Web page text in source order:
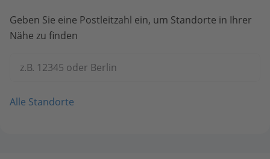
Geben Sie eine Postleitzahl ein, um Standorte in Ihrer
Nähe zu finden
z.B. 12345 oder Berlin
Alle Standorte